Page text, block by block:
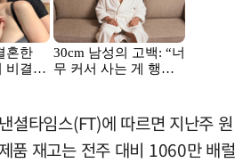
셜타임스(FT)에 따르면 지난주 원
품 재고는 전주 대비 1060만 배럴